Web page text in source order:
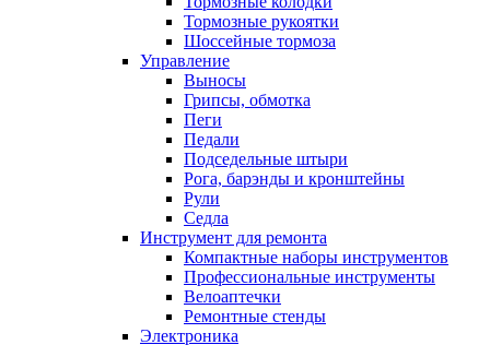
Тормозные рукоятки
Шоссейные тормоза
Управление
Выносы
Грипсы, обмотка
Пеги
Педали
Подседельные штыри
Рога, барэнды и кронштейны
Рули
Седла
Инструмент для ремонта
Компактные наборы инструментов
Профессиональные инструменты
Велоаптечки
Ремонтные стенды
Электроника